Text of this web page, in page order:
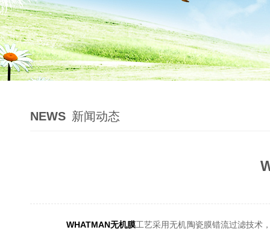
NEWS 新闻动态
WHATMAN无机膜工艺采用无机陶瓷膜错流过滤技术